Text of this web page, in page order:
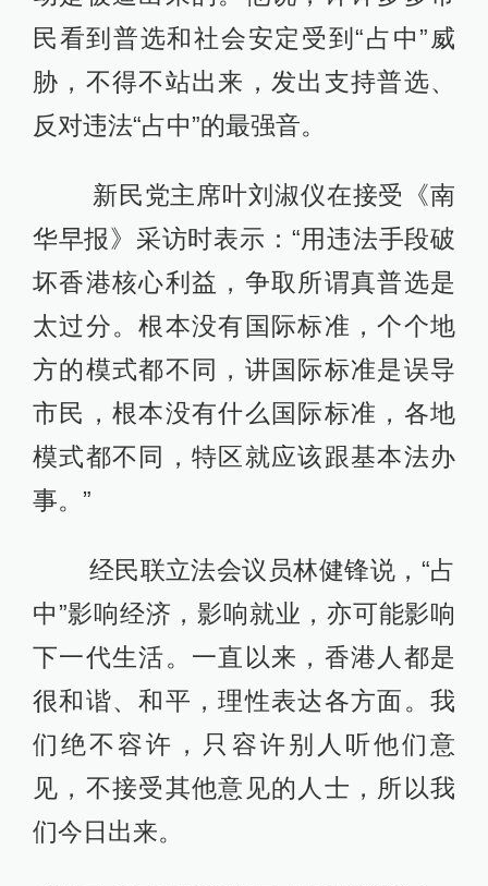
民看到普选和社会安定受到“占中”威
胁，不得不站出来，发出支持普选、
反对违法“占中”的最强音。
新民党主席叶刘淑仪在接受《南
华早报》采访时表示：“用违法手段破
坏香港核心利益，争取所谓真普选是
太过分。根本没有国际标准，个个地
方的模式都不同，讲国际标准是误导
市民，根本没有什么国际标准，各地
模式都不同，特区就应该跟基本法办
事。”
经民联立法会议员林健锋说，“占
中”影响经济，影响就业，亦可能影响
下一代生活。一直以来，香港人都是
很和谐、和平，理性表达各方面。我
们绝不容许，只容许别人听他们意
见，不接受其他意见的人士，所以我
们今日出来。